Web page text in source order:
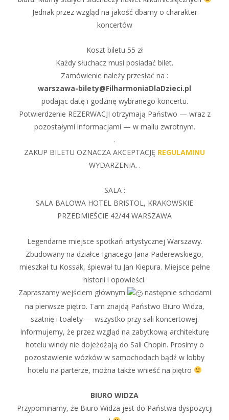
Jednak przez wzgląd na jakość dbamy o charakter
koncertów
Koszt biletu 55 zł
Każdy słuchacz musi posiadać bilet.
Zamówienie należy przesłać na :
warszawa-bilety@FilharmoniaDlaDzieci.pl
podając datę i godzinę wybranego koncertu.
Potwierdzenie REZERWACJI otrzymają Państwo — wraz z
pozostałymi informacjami — w mailu zwrotnym.
.
ZAKUP BILETU OZNACZA AKCEPTACJĘ REGULAMINU
WYDARZENIA. .
SALA :
SALA BALOWA HOTEL BRISTOL, KRAKOWSKIE
PRZEDMIEŚCIE 42/44 WARSZAWA
Legendarne miejsce spotkań artystycznej Warszawy.
Zbudowany na działce Ignacego Jana Paderewskiego,
mieszkał tu Kossak, śpiewał tu Jan Kiepura. Miejsce pełne
historii i opowieści.
Zapraszamy wejściem głównym
następnie schodami
na pierwsze piętro. Tam znajdą Państwo Biuro Widza,
szatnię i toalety — wszystko przy sali koncertowej.
Informujemy, że przez wzgląd na zabytkową architekturę
hotelu windy nie dojeżdżają do Sali Chopin. Prosimy o
pozostawienie wózków w samochodach bądź w lobby
hotelu na parterze, można także wnieść na piętro
BIURO WIDZA
Przypominamy, że Biuro Widza jest do Państwa dyspozycji